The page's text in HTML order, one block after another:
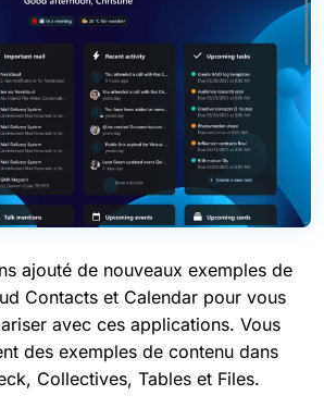
ajouté de nouveaux exemples de
Contacts et Calendar pour vous
avec ces applications. Vous
des exemples de contenu dans
Collectives, Tables et Files.